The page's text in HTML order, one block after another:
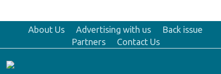
About Us Advertising with us
Back issue
Partners
Contact Us